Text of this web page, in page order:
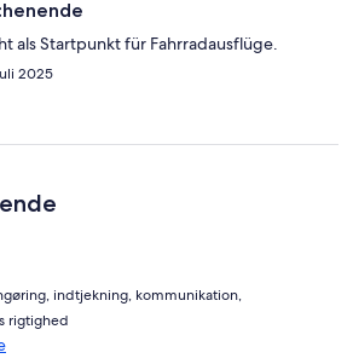
als Startpunkt für Fahrradausflüge.
2025
indtjekning, kommunikation,
rigtighed